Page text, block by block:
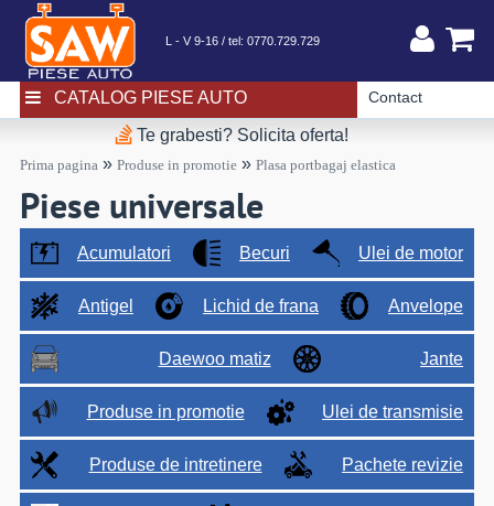
L - V 9-16 / tel: 0770.729.729
CATALOG PIESE AUTO Contact
Te grabesti? Solicita oferta!
Prima pagina » Produse in promotie» Plasa portbagaj elastica
Piese universale
Acumulatori Becuri Ulei de motor
Antigel Lichid de frana Anvelope
Daewoo matiz Jante
Produse in promotie Ulei de transmisie
Produse de intretinere Pachete revizie